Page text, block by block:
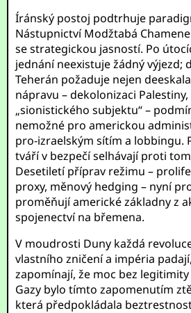
Íránský postoj podtrhuje
Nástupnictví Modžtabá
se strategickou jasností. Po
jednání neexistuje žádný výjezd;
Teherán požaduje nejen
nápravu – dekolonizaci
„sionistického subjektu“ –
nemožné pro americkou
pro-izraelským sítím a lobbingu.
tváří v bezpečí selhávají proti
Desetiletí příprav režimu –
proxy, měnový hedging – nyní
proměňují americké základny z
spojenectví na břemena.
V moudrosti Duny každá
vlastního zničení a impéria
zapomínají, že moc bez
Gazy bylo tímto zapomenutím
která předpokládala